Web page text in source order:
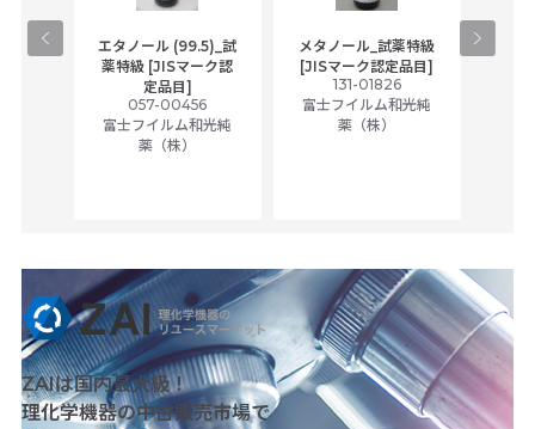
エタノール (99.5)_試
薬特級 [JISマーク認
定品目]
057-00456
富士フイルム和光純
薬（株）
メタノール_試薬特級
[JISマーク認定品目]
131-01826
富士フイルム和光純
薬（株）
ZAIは国内最大級！
理化学機器の中古販売市場で